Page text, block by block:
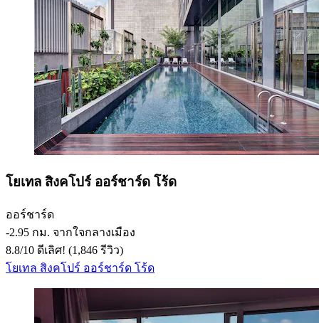
โยเทล สิงคโปร์ ออร์ชาร์ด โร้ด
ออร์ชาร์ด
‐2.95 กม. จากใจกลางเมือง
8.8/10 ดีเลิศ! (1,846 รีวิว)
โยเทล สิงคโปร์ ออร์ชาร์ด โร้ด